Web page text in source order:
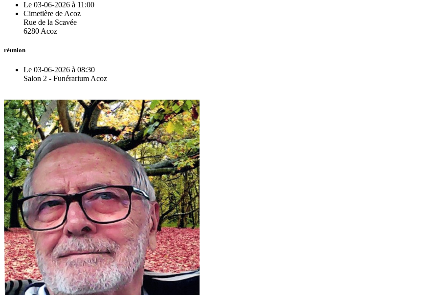
Le 03-06-2026 à 11:00
Cimetière de Acoz
Rue de la Scavée
6280 Acoz
réunion
Le 03-06-2026 à 08:30
Salon 2 - Funérarium Acoz